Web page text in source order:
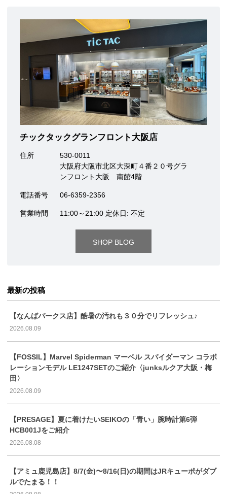
チックタックグランフロント大阪店
住所
530-0011
大阪府大阪市北区大深町４番２０号グラ
ンフロント大阪 南館4階
電話番号 06-6359-2356
営業時間 11:00～21:00 定休日: 不定
SHOP BLOG
最新の投稿
【なんばパークス店】酷暑の汚れも３０分でリフレッシュ♪
2026.08.09
【FOSSIL】Marvel Spiderman マーベル スパイダーマン コラボ
レーションモデル LE1247SETのご紹介〈junksルクア大阪・梅
田〉
2026.08.09
【PRESAGE】夏に着けたいSEIKOの「青い」腕時計第6弾
HCB001Jをご紹介
2026.08.08
【アミュ鹿児島店】8/7(金)〜8/16(日)の期間はJRキューポがダブ
ルでたまる！！